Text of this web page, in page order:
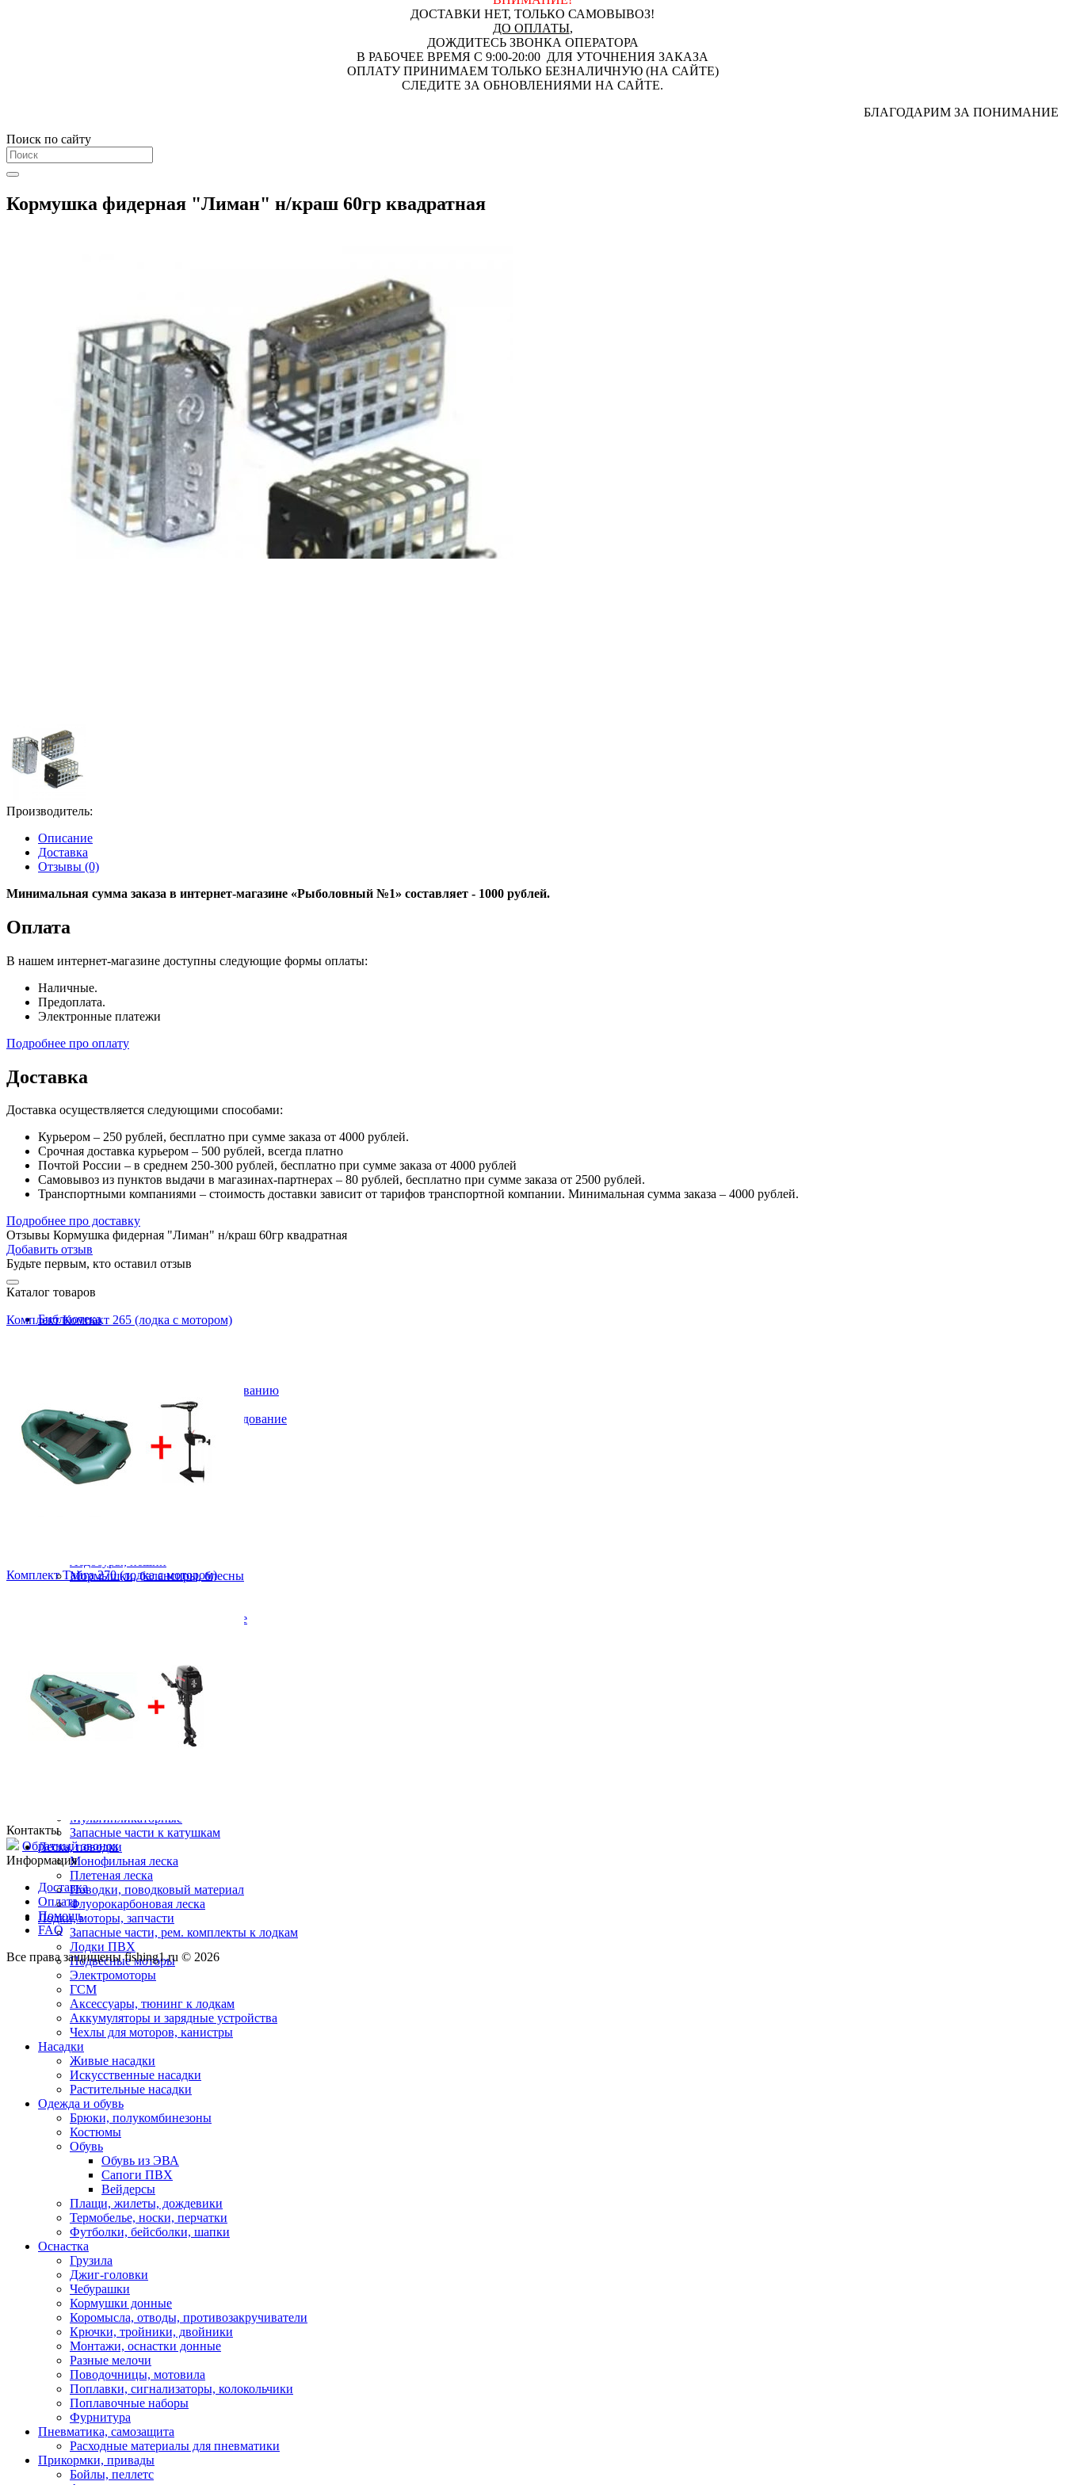
ДОСТАВКИ НЕТ, ТОЛЬКО САМОВЫВОЗ!
ДО ОПЛАТЫ,
ДОЖДИТЕСЬ ЗВОНКА ОПЕРАТОРА
В РАБОЧЕЕ ВРЕМЯ С 9:00-20:00 ДЛЯ УТОЧНЕНИЯ ЗАКАЗА
ОПЛАТУ ПРИНИМАЕМ ТОЛЬКО БЕЗНАЛИЧНУЮ (НА САЙТЕ)
СЛЕДИТЕ ЗА ОБНОВЛЕНИЯМИ НА САЙТЕ.
БЛАГОДАРИМ ЗА ПОНИМАНИЕ
Поиск по сайту
Кормушка фидерная "Лиман" н/краш 60гр квадратная
Производитель:
Описание
Доставка
Отзывы (0)
Минимальная сумма заказа в интернет-магазине «Рыболовный №1» составляет - 1000 рублей.
Оплата
В нашем интернет-магазине доступны следующие формы оплаты:
Наличные.
Предоплата.
Электронные платежи
Подробнее про оплату
Доставка
Доставка осуществляется следующими способами:
Курьером – 250 рублей, бесплатно при сумме заказа от 4000 рублей.
Срочная доставка курьером – 500 рублей, всегда платно
Почтой России – в среднем 250-300 рублей, бесплатно при сумме заказа от 4000 рублей
Самовывоз из пунктов выдачи в магазинах-партнерах – 80 рублей, бесплатно при сумме заказа от 2500 рублей.
Транспортными компаниями – стоимость доставки зависит от тарифов транспортной компании. Минимальная сумма заказа – 4000 рублей.
Подробнее про доставку
Отзывы Кормушка фидерная "Лиман" н/краш 60гр квадратная
Добавить отзыв
Будьте первым, кто оставил отзыв
Каталог товаров
Библиотека
Аксессуары к газовому оборудованию
Баллоны газовые
Бензиновое, керосиновое оборудование
Обогреватели газовые
Плитки, горелки
Фонари газовые
Для дома, для дачи
Ледобуры, пешни
Мормышки, балансиры, блесны
Мормышки вольфрамовые
Разное (зимняя рыбалка)
Катушки для зимней рыбалки
Зимняя леска
Карповая ловля
Удилища для карповой ловли
Катушки для карповой ловли
Мультипликаторные
Запасные части к катушкам
Леска, поводки
Монофильная леска
Плетеная леска
Поводки, поводковый материал
Флуорокарбоновая леска
Лодки, моторы, запчасти
Запасные части, рем. комплекты к лодкам
Лодки ПВХ
Подвесные моторы
Электромоторы
ГСМ
Аксессуары, тюнинг к лодкам
Аккумуляторы и зарядные устройства
Чехлы для моторов, канистры
Насадки
Живые насадки
Искусственные насадки
Растительные насадки
Одежда и обувь
Брюки, полукомбинезоны
Костюмы
Обувь
Обувь из ЭВА
Сапоги ПВХ
Вейдерсы
Плащи, жилеты, дождевики
Термобелье, носки, перчатки
Футболки, бейсболки, шапки
Оснастка
Грузила
Джиг-головки
Чебурашки
Кормушки донные
Коромысла, отводы, противозакручиватели
Крючки, тройники, двойники
Монтажи, оснастки донные
Разные мелочи
Поводочницы, мотовила
Поплавки, сигнализаторы, колокольчики
Поплавочные наборы
Фурнитура
Пневматика, самозащита
Расходные материалы для пневматики
Прикормки, привады
Бойлы, пеллетс
Комплект Компакт 265 (лодка с мотором)
Комплект Тайга 270 (лодка с мотором)
Контакты
Обратный звонок
Информация
Доставка
Оплата
Помощь
FAQ
Все права защищены fishing1.ru © 2026